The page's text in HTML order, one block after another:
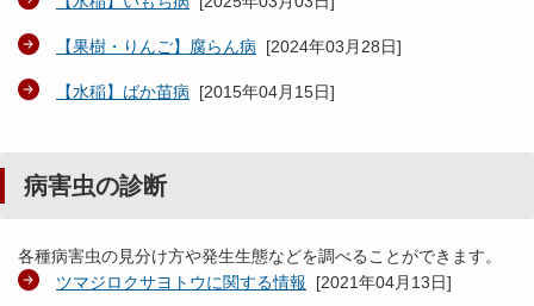
【果樹・りんご】腐らん病 [2024年03月28日]
【水稲】ばか苗病 [2015年04月15日]
病害虫の診断
各種病害虫の見分け方や発生生態などを調べることができます。
ツマジロクサヨトウに関する情報 [2021年04月13日]